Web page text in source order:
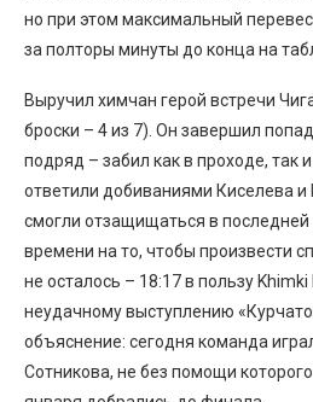
но при этом максимальный перевес
за полторы минуты до конца на
Выручил химчан герой встречи
броски – 4 из 7). Он завершил
подряд – забил как в проходе, так
ответили добиваниями Киселева и
смогли отзащищаться в последней
времени на то, чтобы произвести
не осталось – 18:17 в пользу
неудачному выступлению
объяснение: сегодня команда
Сотникова, не без помощи